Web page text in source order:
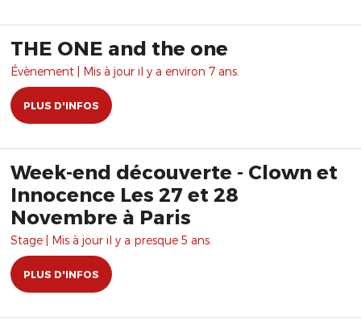
THE ONE and the one
Évènement | Mis à jour il y a environ 7 ans.
PLUS D'INFOS
Week-end découverte - Clown et
Innocence Les 27 et 28
Novembre à Paris
Stage | Mis à jour il y a presque 5 ans.
PLUS D'INFOS